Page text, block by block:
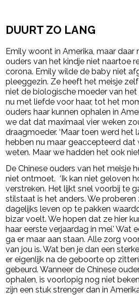
DUURT ZO LANG
Emily woont in Amerika, maar daar
ouders van het kindje niet naartoe
corona. Emily wilde de baby niet
pleeggezin. Ze heeft het meisje
niet de biologische moeder van
nu met liefde voor haar, tot het
ouders haar kunnen ophalen in
we dat dat maximaal vier weken
draagmoeder. ‘Maar toen werd het
hebben nu maar geaccepteerd dat
weten. Maar we hadden het ook
De Chinese ouders van het meisje
niet ontmoet. ‘Ik kan niet geloven
verstreken. Het lijkt snel voorbij te
stilstaat is het anders. We
dagelijks leven op te pakken
bizar voelt. We hopen dat ze hier
haar eerste verjaardag in mei.’ Wat
ga er maar aan staan. Alle zorg
van jou is. Wat ben je dan een
er eigenlijk na de geboorte op
gebeurd. Wanneer de Chinese
ophalen, is voorlopig nog niet
zijn een stuk strenger dan in